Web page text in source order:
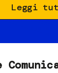
Leggi